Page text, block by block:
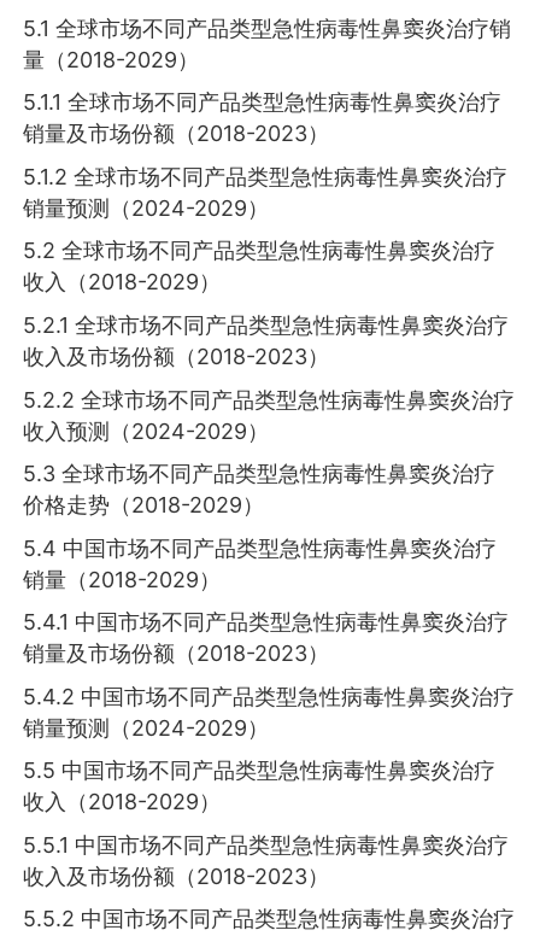
5.1 全球市场不同产品类型急性病毒性鼻窦炎治疗销
量（2018-2029）
5.1.1 全球市场不同产品类型急性病毒性鼻窦炎治疗
销量及市场份额（2018-2023）
5.1.2 全球市场不同产品类型急性病毒性鼻窦炎治疗
销量预测（2024-2029）
5.2 全球市场不同产品类型急性病毒性鼻窦炎治疗
收入（2018-2029）
5.2.1 全球市场不同产品类型急性病毒性鼻窦炎治疗
收入及市场份额（2018-2023）
5.2.2 全球市场不同产品类型急性病毒性鼻窦炎治疗
收入预测（2024-2029）
5.3 全球市场不同产品类型急性病毒性鼻窦炎治疗
价格走势（2018-2029）
5.4 中国市场不同产品类型急性病毒性鼻窦炎治疗
销量（2018-2029）
5.4.1 中国市场不同产品类型急性病毒性鼻窦炎治疗
销量及市场份额（2018-2023）
5.4.2 中国市场不同产品类型急性病毒性鼻窦炎治疗
销量预测（2024-2029）
5.5 中国市场不同产品类型急性病毒性鼻窦炎治疗
收入（2018-2029）
5.5.1 中国市场不同产品类型急性病毒性鼻窦炎治疗
收入及市场份额（2018-2023）
5.5.2 中国市场不同产品类型急性病毒性鼻窦炎治疗